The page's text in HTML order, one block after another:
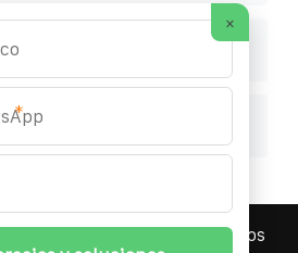
en gabinetes solares para
la comunicación de energía de
SOLAR 2026 Todos los
×
*